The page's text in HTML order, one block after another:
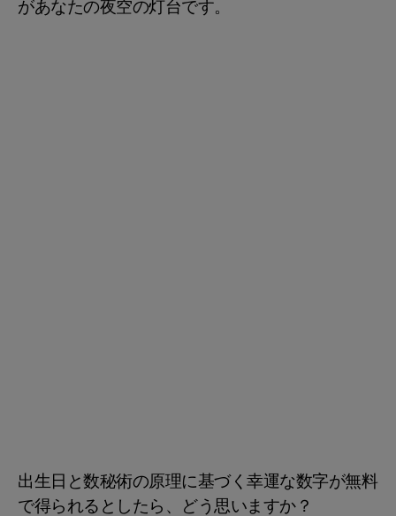
があなたの夜空の灯台です。
出生日と数秘術の原理に基づく幸運な数字が無料
で得られるとしたら、どう思いますか？